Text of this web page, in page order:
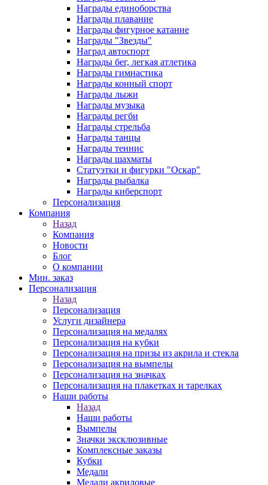
Награды единоборства
Награды плавание
Награды фигурное катание
Награды "Звезды"
Наград автоспорт
Награды бег, легкая атлетика
Награды гимнастика
Награды конный спорт
Награды лыжи
Награды музыка
Награды регби
Награды стрельба
Награды танцы
Награды теннис
Награды шахматы
Статуэтки и фигурки "Оскар"
Награды рыбалка
Награды киберспорт
Персонализация
Компания
Назад
Компания
Новости
Блог
О компании
Мин. заказ
Персонализация
Назад
Персонализация
Услуги дизайнера
Персонализация на медалях
Персонализация на кубки
Персонализация на призы из акрила и стекла
Персонализация на вымпелы
Персонализация на значках
Персонализация на плакетках и тарелках
Наши работы
Назад
Наши работы
Вымпелы
Значки эксклюзивные
Комплексные заказы
Кубки
Медали
Медали акриловые